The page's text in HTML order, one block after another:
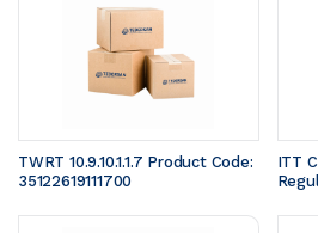
TWRT 10.9.10.1.1.7 Product Code:
35122619111700
ITT